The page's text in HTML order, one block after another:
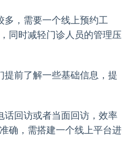
多，需要一个线上预约工
同时减轻门诊人员的管理压
前了解一些基础信息，提
回访或者当面回访，效率
确，需搭建一个线上平台进